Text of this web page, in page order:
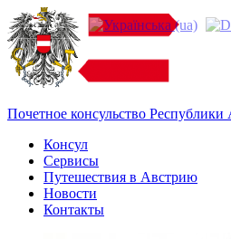
Почетное консульство Республики
Консул
Сервисы
Путешествия в Австрию
Новости
Контакты